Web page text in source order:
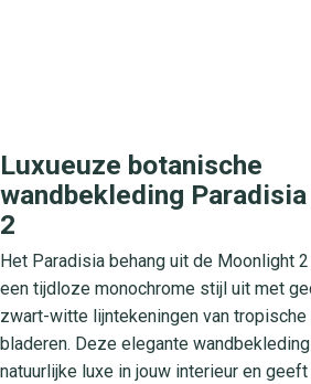
Luxueuze botanische
wandbekleding
2
Het Paradisia behang uit de Moonlight
een tijdloze monochrome stijl uit met
zwart-witte lijntekeningen van tropische
bladeren. Deze elegante
natuurlijke luxe in jouw interieur en